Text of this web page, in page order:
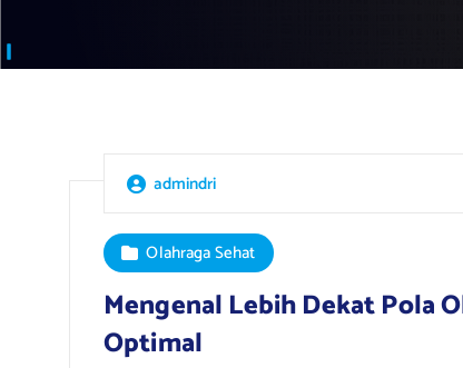
admindri
Olahraga Sehat
Mengenal Lebih Dekat Pola
Optimal